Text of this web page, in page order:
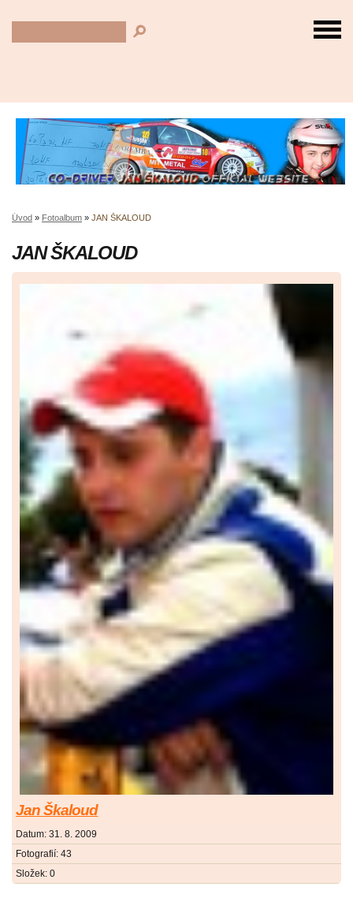
Úvod » Fotoalbum » JAN ŠKALOUD
JAN ŠKALOUD
Jan Škaloud
Datum: 31. 8. 2009
Fotografií: 43
Složek: 0